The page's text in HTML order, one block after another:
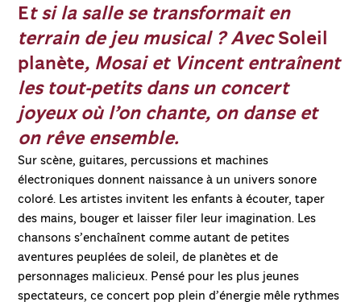
Et si la salle se transformait en
terrain de jeu musical ? AvecSoleil
planète, Mosai et Vincent entraînent
les tout-petits dans un concert
joyeux où l’on chante, on danse et
on rêve ensemble.
Sur scène, guitares, percussions et machines
électroniques donnent naissance à un univers sonore
coloré. Les artistes invitent les enfants à écouter, taper
des mains, bouger et laisser filer leur imagination. Les
chansons s’enchaînent comme autant de petites
aventures peuplées de soleil, de planètes et de
personnages malicieux. Pensé pour les plus jeunes
spectateurs, ce concert pop plein d’énergie mêle rythmes
Mute
Play